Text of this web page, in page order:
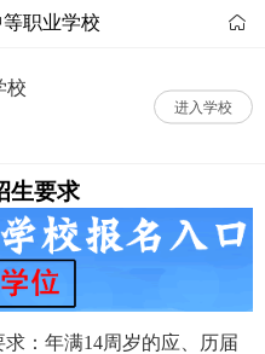
职业学校 
校
进入学校
生要求
：年满14周岁的应、历届